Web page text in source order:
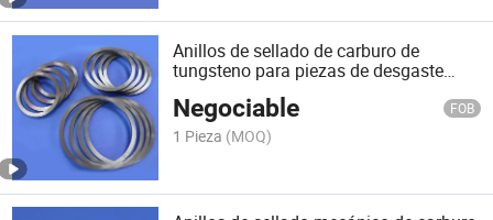
Anillos de sellado de carburo de
tungsteno para piezas de desgaste
Negociable FOB
1 Pieza (MOQ)